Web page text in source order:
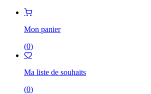
Mon panier
(0)
Ma liste de souhaits
(0)